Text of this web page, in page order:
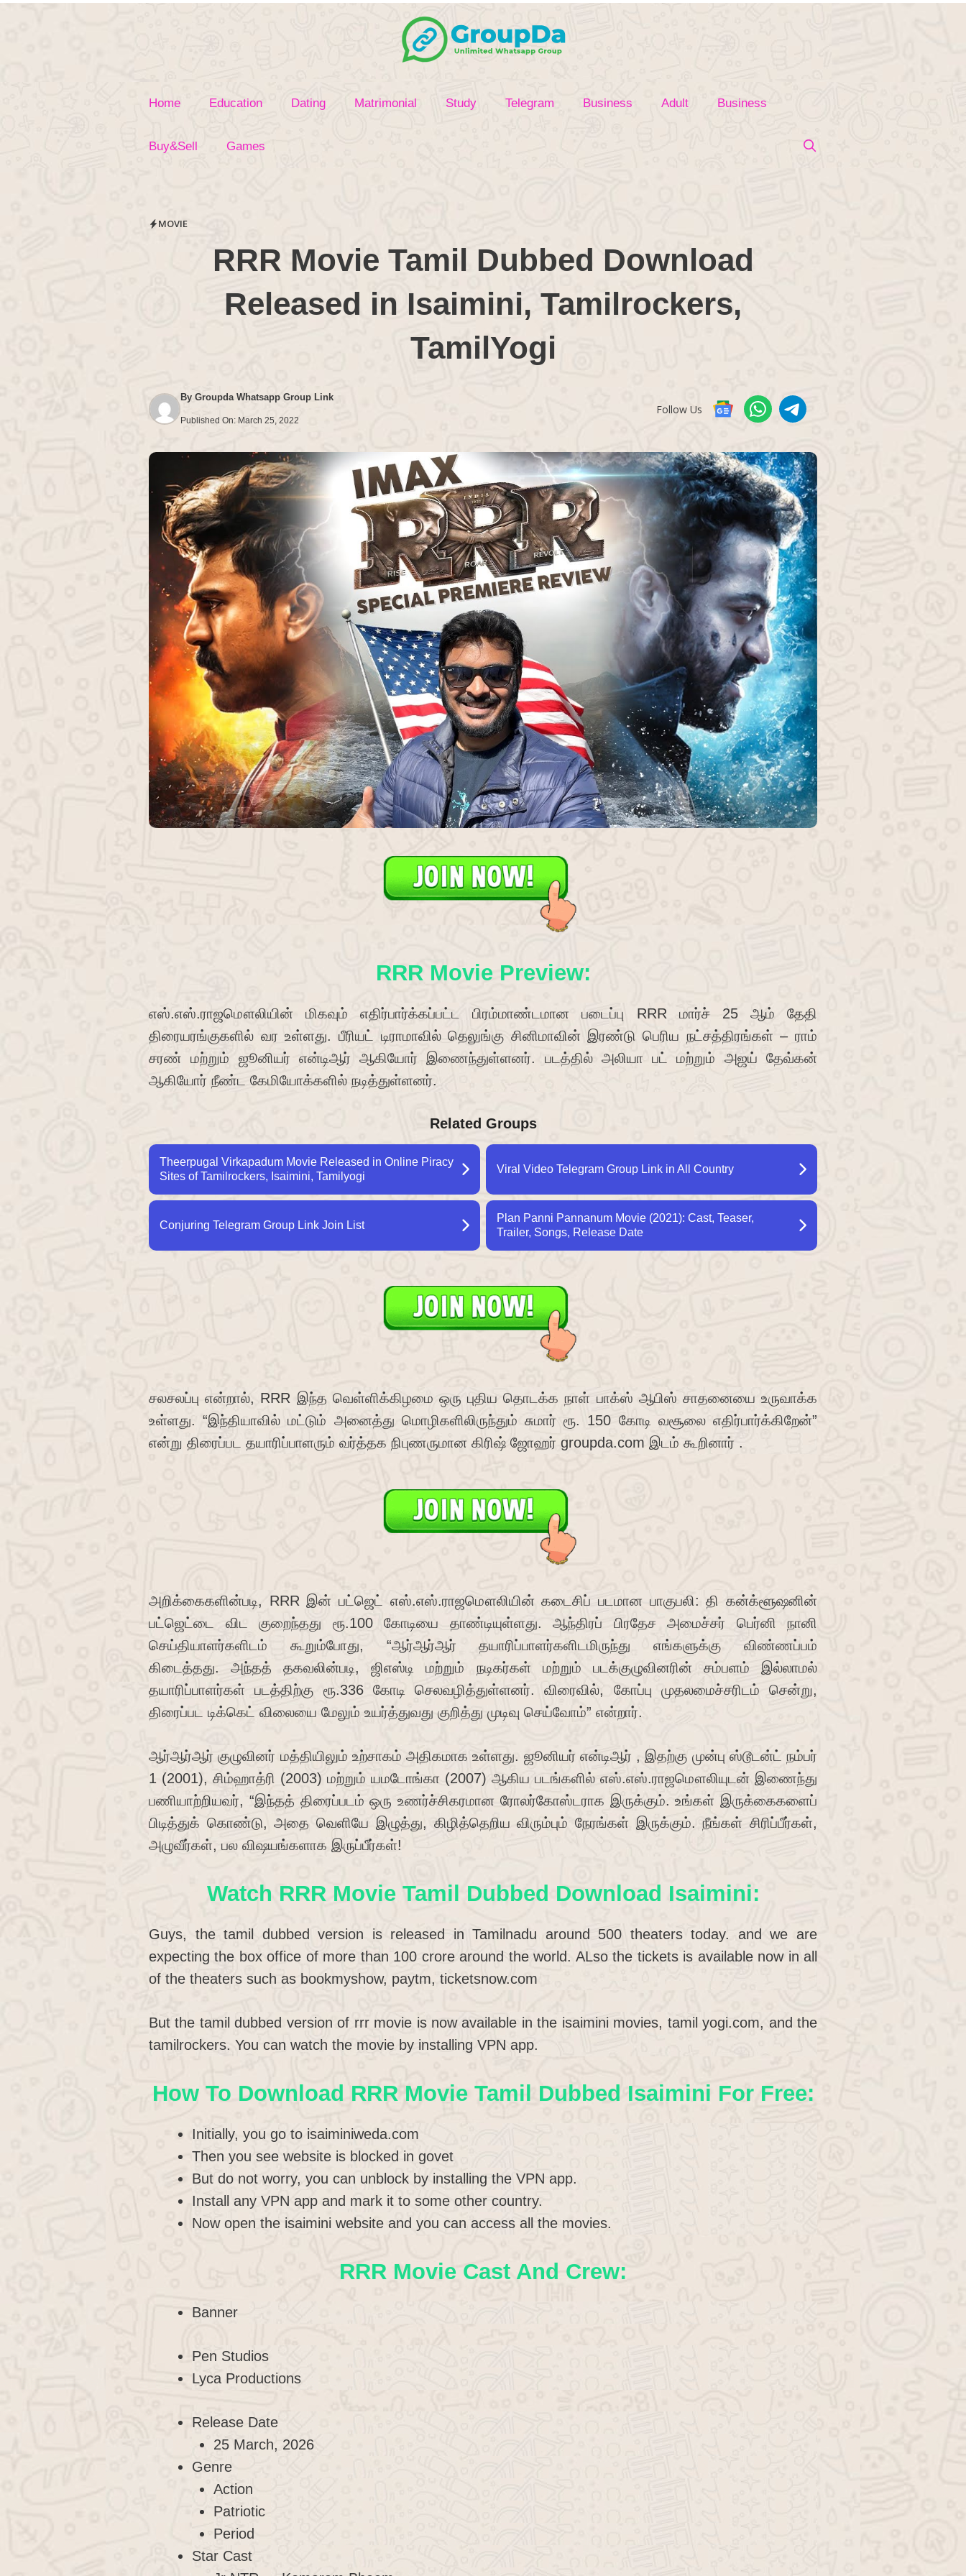
Skip
Home Education Dating Matrimonial Study Telegram Business Adult Business
Buy&Sell Games
MOVIE
RRR Movie Tamil Dubbed Download
Released in Isaimini, Tamilrockers,
TamilYogi
By Groupda Whatsapp Group Link
Published On: March 25, 2022
Follow Us
RRR Movie Preview:
எஸ்.எஸ்.ராஜமௌலியின் மிகவும் எதிர்பார்க்கப்பட்ட பிரம்மாண்டமான படைப்பு RRR மார்ச் 25 ஆம் தேதி
திரையரங்குகளில் வர உள்ளது. பீரியட் டிராமாவில் தெலுங்கு சினிமாவின் இரண்டு பெரிய நட்சத்திரங்கள் – ராம்
சரண் மற்றும் ஜூனியர் என்டிஆர் ஆகியோர் இணைந்துள்ளனர். படத்தில் அலியா பட் மற்றும் அஜய் தேவ்கன்
ஆகியோர் நீண்ட கேமியோக்களில் நடித்துள்ளனர்.
Related Groups
Theerpugal Virkapadum Movie Released in Online Piracy
Sites of Tamilrockers, Isaimini, Tamilyogi
Viral Video Telegram Group Link in All Country
Conjuring Telegram Group Link Join List
Plan Panni Pannanum Movie (2021): Cast, Teaser,
Trailer, Songs, Release Date
சலசலப்பு என்றால், RRR இந்த வெள்ளிக்கிழமை ஒரு புதிய தொடக்க நாள் பாக்ஸ் ஆபிஸ் சாதனையை உருவாக்க
உள்ளது. “இந்தியாவில் மட்டும் அனைத்து மொழிகளிலிருந்தும் சுமார் ரூ. 150 கோடி வசூலை எதிர்பார்க்கிறேன்”
என்று திரைப்பட தயாரிப்பாளரும் வர்த்தக நிபுணருமான கிரிஷ் ஜோஹர் groupda.com இடம் கூறினார் .
அறிக்கைகளின்படி, RRR இன் பட்ஜெட் எஸ்.எஸ்.ராஜமௌலியின் கடைசிப் படமான பாகுபலி: தி கன்க்ளூஷனின்
பட்ஜெட்டை விட குறைந்தது ரூ.100 கோடியை தாண்டியுள்ளது. ஆந்திரப் பிரதேச அமைச்சர் பெர்னி நானி
செய்தியாளர்களிடம் கூறும்போது, ​​“ஆர்ஆர்ஆர் தயாரிப்பாளர்களிடமிருந்து எங்களுக்கு விண்ணப்பம்
கிடைத்தது. அந்தத் தகவலின்படி, ஜிஎஸ்டி மற்றும் நடிகர்கள் மற்றும் படக்குழுவினரின் சம்பளம் இல்லாமல்
தயாரிப்பாளர்கள் படத்திற்கு ரூ.336 கோடி செலவழித்துள்ளனர். விரைவில், கோப்பு முதலமைச்சரிடம் சென்று,
திரைப்பட டிக்கெட் விலையை மேலும் உயர்த்துவது குறித்து முடிவு செய்வோம்” என்றார்.
ஆர்ஆர்ஆர் குழுவினர் மத்தியிலும் உற்சாகம் அதிகமாக உள்ளது. ஜூனியர் என்டிஆர் , இதற்கு முன்பு ஸ்டூடன்ட் நம்பர்
1 (2001), சிம்ஹாத்ரி (2003) மற்றும் யமடோங்கா (2007) ஆகிய படங்களில் எஸ்.எஸ்.ராஜமௌலியுடன் இணைந்து
பணியாற்றியவர், “இந்தத் திரைப்படம் ஒரு உணர்ச்சிகரமான ரோலர்கோஸ்டராக இருக்கும். உங்கள் இருக்கைகளைப்
பிடித்துக் கொண்டு, அதை வெளியே இழுத்து, கிழித்தெறிய விரும்பும் நேரங்கள் இருக்கும். நீங்கள் சிரிப்பீர்கள்,
அழுவீர்கள், பல விஷயங்களாக இருப்பீர்கள்!
Watch RRR Movie Tamil Dubbed Download Isaimini:
Guys, the tamil dubbed version is released in Tamilnadu around 500 theaters today. and we are
expecting the box office of more than 100 crore around the world. ALso the tickets is available now in all
of the theaters such as bookmyshow, paytm, ticketsnow.com
But the tamil dubbed version of rrr movie is now available in the isaimini movies, tamil yogi.com, and the
tamilrockers. You can watch the movie by installing VPN app.
How To Download RRR Movie Tamil Dubbed Isaimini For Free:
Initially, you go to isaiminiweda.com
Then you see website is blocked in govet
But do not worry, you can unblock by installing the VPN app.
Install any VPN app and mark it to some other country.
Now open the isaimini website and you can access all the movies.
RRR Movie Cast And Crew:
Banner
Pen Studios
Lyca Productions
Release Date
25 March, 2026
Genre
Action
Patriotic
Period
Star Cast